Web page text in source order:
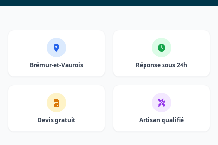
Brémur-et-Vaurois Réponse sous 24h
Devis gratuit Artisan qualifié